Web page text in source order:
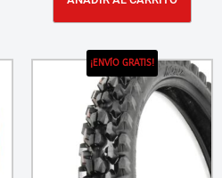
¡ENVÍO GRATIS!